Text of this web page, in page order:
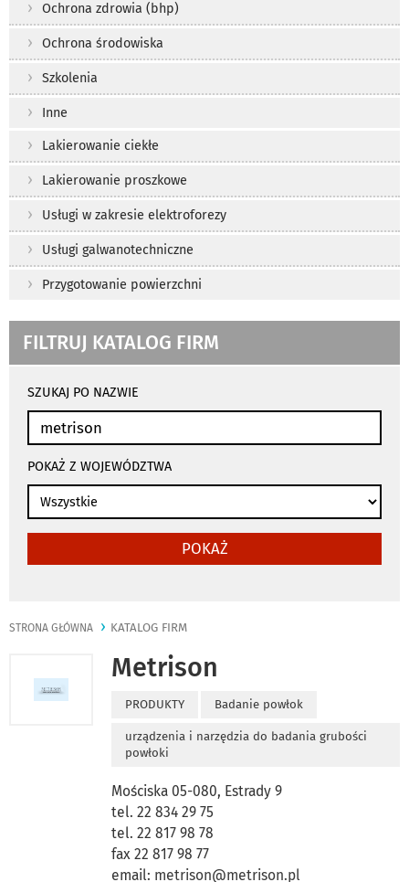
Ochrona zdrowia (bhp)
Ochrona środowiska
Szkolenia
Inne
Lakierowanie ciekłe
Lakierowanie proszkowe
Usługi w zakresie elektroforezy
Usługi galwanotechniczne
Przygotowanie powierzchni
FILTRUJ KATALOG FIRM
wyszukiwania
SZUKAJ PO NAZWIE
POKAŻ Z WOJEWÓDZTWA
POKAŻ
STRONA GŁÓWNA KATALOG FIRM
Metrison
PRODUKTY Badanie powłok
urządzenia i narzędzia do badania grubości
powłoki
Mościska 05-080, Estrady 9
tel. 22 834 29 75
tel. 22 817 98 78
fax 22 817 98 77
email: metrison@metrison.pl